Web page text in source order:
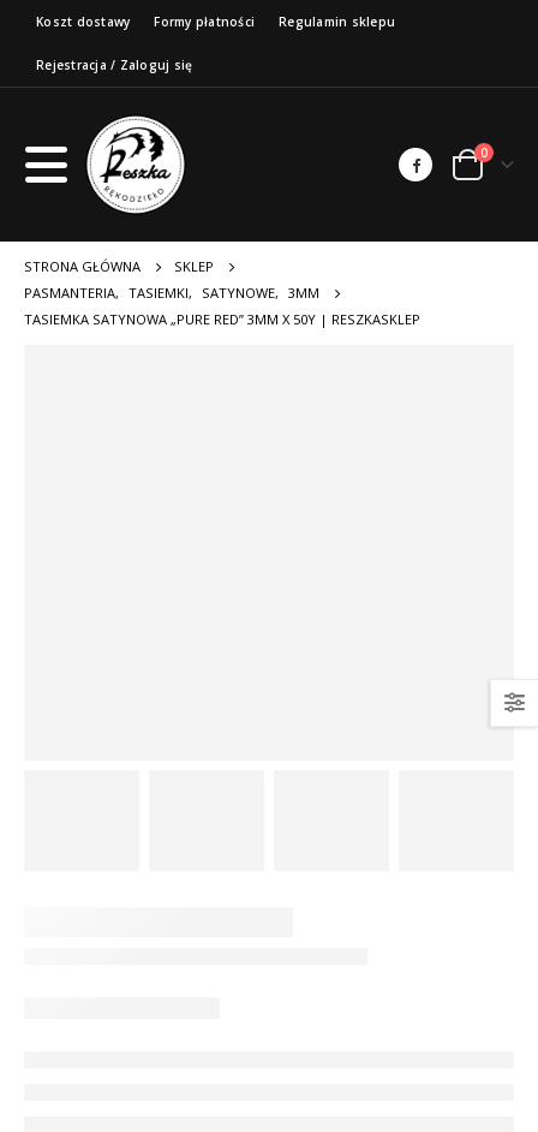
Koszt dostawy Formy płatności Regulamin sklepu
Rejestracja / Zaloguj się
0
STRONA GŁÓWNA
SKLEP
PASMANTERIA, TASIEMKI, SATYNOWE, 3MM
TASIEMKA SATYNOWA „PURE RED” 3MM X 50Y | RESZKASKLEP